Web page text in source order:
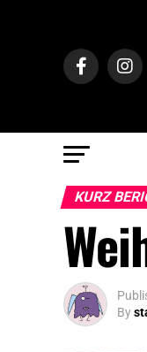
KURZ
By